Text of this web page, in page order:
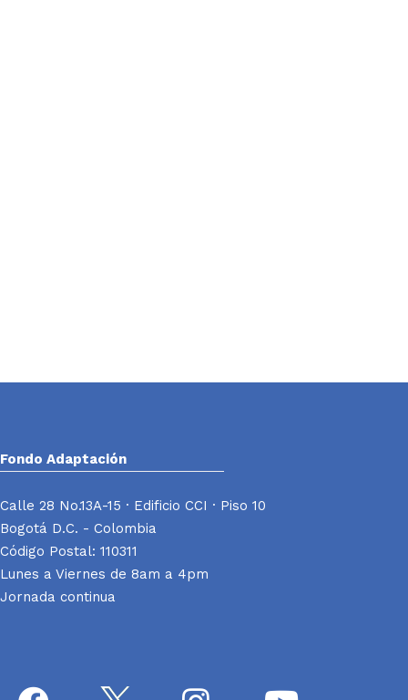
Fondo Adaptación
Calle 28 No.13A-15 · Edificio CCI · Piso 10
Bogotá D.C. - Colombia
Código Postal: 110311
Lunes a Viernes de 8am a 4pm
Jornada continua